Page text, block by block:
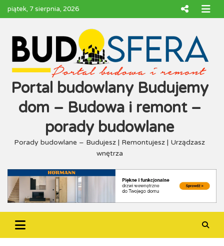
Skippiątek, 7 sierpnia, 2026
Portal budowlany Budujemy
dom – Budowa i remont –
porady budowlane
Porady budowlane – Budujesz | Remontujesz | Urządzasz
wnętrza